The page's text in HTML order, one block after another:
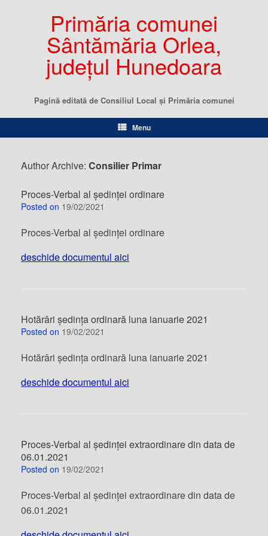
Primăria comunei
Sântămăria Orlea,
județul Hunedoara
Pagină editată de Consiliul Local şi Primăria comunei
Menu
Author Archive: Consilier Primar
Proces-Verbal al ședinței ordinare
Posted on 19/02/2021
Proces-Verbal al ședinței ordinare
deschide documentul aici
Hotărâri ședința ordinară luna ianuarie 2021
Posted on 19/02/2021
Hotărâri ședința ordinară luna ianuarie 2021
deschide documentul aici
Proces-Verbal al ședinței extraordinare din data de
06.01.2021
Posted on 19/02/2021
Proces-Verbal al ședinței extraordinare din data de
06.01.2021